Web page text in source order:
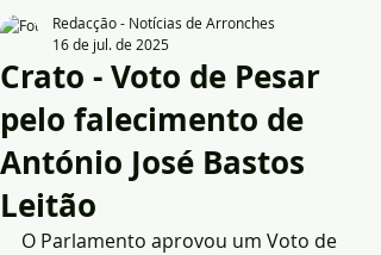
Crato - Voto de Pesar
pelo falecimento de
António José Bastos
Leitão
Redacção - Notícias de Arronches
16 de jul. de 2025
O Parlamento aprovou um Voto de